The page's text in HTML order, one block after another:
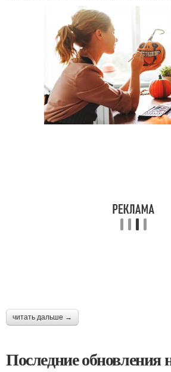
читать дальше →
Последние обновления